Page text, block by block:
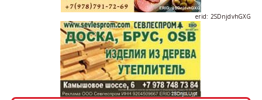
erid: 2SDnjcLUypt